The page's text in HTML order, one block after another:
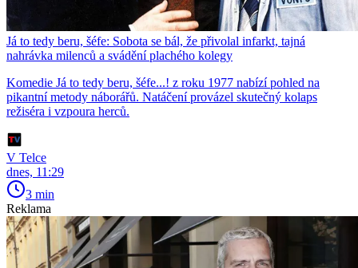
Já to tedy beru, šéfe: Sobota se bál, že přivolal infarkt, tajná
nahrávka milenců a svádění plachého kolegy
Komedie Já to tedy beru, šéfe...! z roku 1977 nabízí pohled na
pikantní metody náborářů. Natáčení provázel skutečný kolaps
režiséra i vzpoura herců.
V Telce
dnes, 11:29
3 min
Reklama